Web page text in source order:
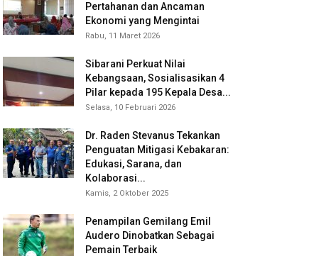
Pertahanan dan Ancaman
Ekonomi yang Mengintai
Rabu, 11 Maret 2026
Sibarani Perkuat Nilai
Kebangsaan, Sosialisasikan 4
Pilar kepada 195 Kepala Desa...
Selasa, 10 Februari 2026
Dr. Raden Stevanus Tekankan
Penguatan Mitigasi Kebakaran:
Edukasi, Sarana, dan
Kolaborasi...
Kamis, 2 Oktober 2025
Penampilan Gemilang Emil
Audero Dinobatkan Sebagai
Pemain Terbaik